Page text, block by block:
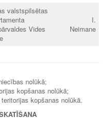
valstspilsētas
Vides
I.
Neimane
nolūkā;
kopšanas nolūkā;
kopšanas nolūkā.